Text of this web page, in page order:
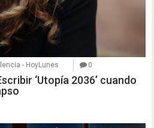
- HoyLunes 0
‘Utopía 2036’ cuando